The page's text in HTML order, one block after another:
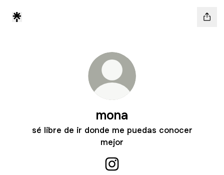
mona
sé libre de ir donde me puedas conocer
mejor